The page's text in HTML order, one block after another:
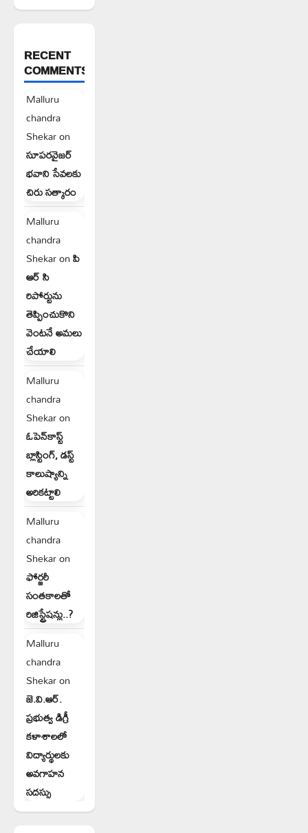
RECENT
COMMENTS
Malluru
chandra
Shekaron
సూపరవైజర్
భవాని సేవలకు
చిరు సత్కారం
Malluru
chandra
Shekaronపి
ఆర్ సి
రిపోర్టును
తెప్పించుకొని
వెంటనే అమలు
చేయాలి
Malluru
chandra
Shekaron
ఓపెన్‌కాస్ట్
బ్లాస్టింగ్, డస్ట్
కాలుష్యాన్ని
అరికట్టాలి
Malluru
chandra
Shekaron
ఫోర్జరీ
సంతకాలతో
రిజిస్ట్రేషన్లు..?
Malluru
chandra
Shekaron
జె.వి.ఆర్.
ప్రభుత్వ డిగ్రీ
కళాశాలలో
విద్యార్థులకు
అవగాహన
సదస్సు